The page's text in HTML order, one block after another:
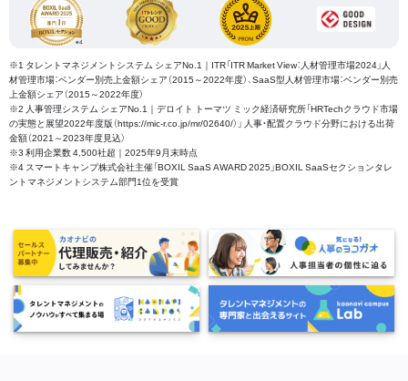
※1 タレントマネジメントシステム シェアNo.1｜ITR「ITR Market View：人材管理市場2024」人
材管理市場：ベンダー別売上金額シェア（2015～2022年度）、SaaS型人材管理市場：ベンダー別売
上金額シェア（2015～2022年度）
※2 人事管理システム シェアNo.1｜デロイト トーマツ ミック経済研究所「HRTechクラウド市場
の実態と展望2022年度版（https://mic-r.co.jp/mr/02640/）」 人事・配置クラウド分野における出荷
金額（2021～2023年度見込）
※3 利用企業数 4,500社超｜2025年9月末時点
※4 スマートキャンプ株式会社主催「BOXIL SaaS AWARD 2025」BOXIL SaaSセクションタレ
ントマネジメントシステム部門1位を受賞